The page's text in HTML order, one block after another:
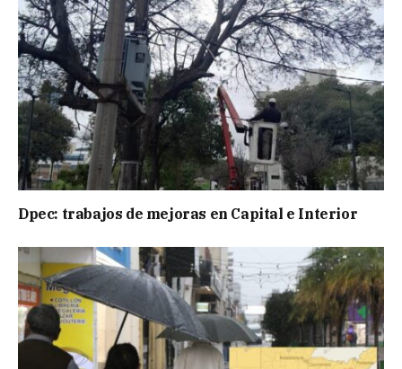
Dpec: trabajos de mejoras en Capital e Interior